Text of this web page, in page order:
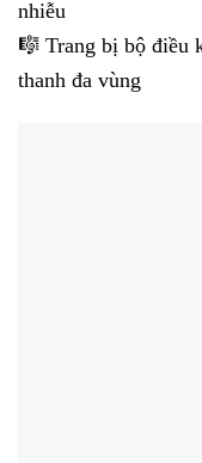
nhiễu
🎼 Trang bị bộ điều
thanh đa vùng